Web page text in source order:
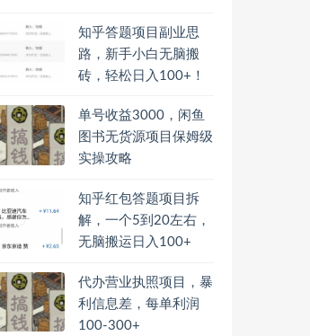
知乎答题项目副业思
路，新手小白无脑搬
砖，轻松日入100+！
单号收益3000，闲鱼
图书无货源项目保姆级
实操攻略
知乎红包答题项目拆
解，一个5到20左右，
无脑搬运日入100+
代办营业执照项目，暴
利信息差，每单利润
100-300+